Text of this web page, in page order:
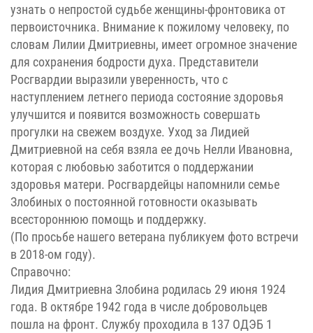
узнать о непростой судьбе женщины-фронтовика от
первоисточника. Внимание к пожилому человеку, по
словам Лилии Дмитриевны, имеет огромное значение
для сохранения бодрости духа. Представители
Росгвардии выразили уверенность, что с
наступлением летнего периода состояние здоровья
улучшится и появится возможность совершать
прогулки на свежем воздухе. Уход за Лидией
Дмитриевной на себя взяла ее дочь Нелли Ивановна,
которая с любовью заботится о поддержании
здоровья матери. Росгвардейцы напомнили семье
Злобиных о постоянной готовности оказывать
всестороннюю помощь и поддержку.
(По просьбе нашего ветерана публикуем фото встречи
в 2018-ом году).
Справочно:
Лидия Дмитриевна Злобина родилась 29 июня 1924
года. В октябре 1942 года в числе добровольцев
пошла на фронт. Службу проходила в 137 ОДЭБ 1